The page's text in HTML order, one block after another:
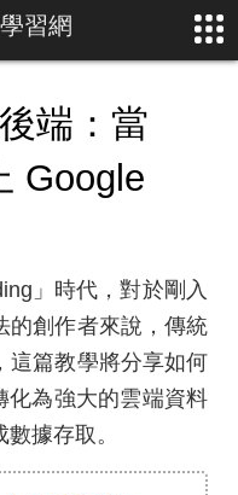
習網
端：當
Google
」時代，對於剛入
的創作者來說，傳統
這篇教學將分享如何
化為強大的雲端資料
據存取。